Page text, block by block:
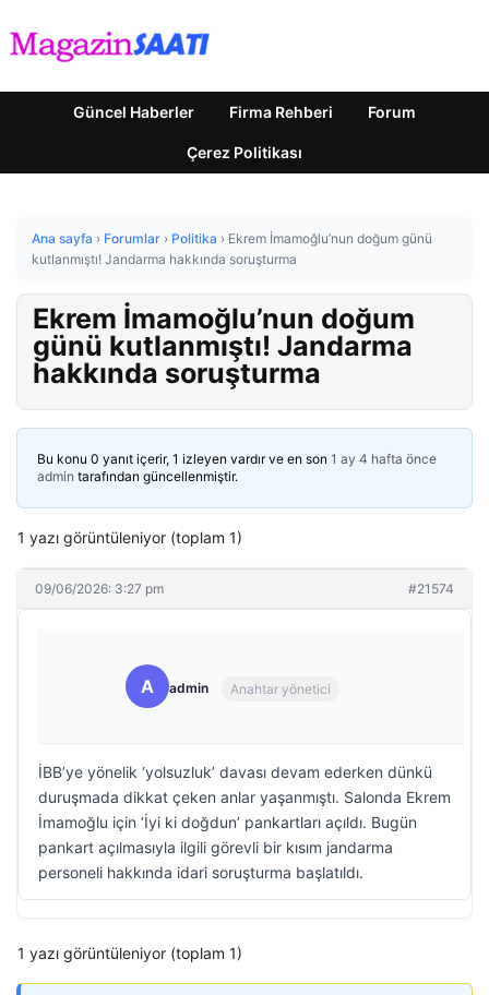
Güncel Haberler Firma Rehberi Forum
Çerez Politikası
Ana sayfa › Forumlar › Politika › Ekrem İmamoğlu’nun doğum günü
kutlanmıştı! Jandarma hakkında soruşturma
Ekrem İmamoğlu’nun doğum
günü kutlanmıştı! Jandarma
hakkında soruşturma
Bu konu 0 yanıt içerir, 1 izleyen vardır ve en son 1 ay 4 hafta önce
admin tarafından güncellenmiştir.
1 yazı görüntüleniyor (toplam 1)
09/06/2026: 3:27 pm #21574
A admin Anahtar yönetici
İBB’ye yönelik ‘yolsuzluk’ davası devam ederken dünkü
duruşmada dikkat çeken anlar yaşanmıştı. Salonda Ekrem
İmamoğlu için ‘İyi ki doğdun’ pankartları açıldı. Bugün
pankart açılmasıyla ilgili görevli bir kısım jandarma
personeli hakkında idari soruşturma başlatıldı.
1 yazı görüntüleniyor (toplam 1)